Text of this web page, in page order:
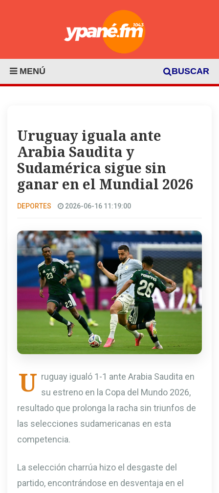
MENÚ BUSCAR
Uruguay iguala ante
Arabia Saudita y
Sudamérica sigue sin
ganar en el Mundial 2026
DEPORTES 2026-06-16 11:19:00
U ruguay igualó 1-1 ante Arabia Saudita en
su estreno en la Copa del Mundo 2026,
resultado que prolonga la racha sin triunfos de
las selecciones sudamericanas en esta
competencia.
La selección charrúa hizo el desgaste del
partido, encontrándose en desventaja en el